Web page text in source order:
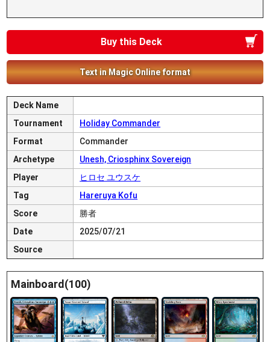
Buy this Deck
Text in Magic Online format
Deck Name
Tournament
Holiday Commander
Format
Commander
Archetype
Unesh, Criosphinx Sovereign
Player
ヒロセ ユウスケ
Tag
Hareruya Kofu
Score
勝者
Date
2025/07/21
Source
Mainboard(100)